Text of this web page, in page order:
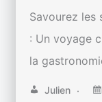
Savourez les
: Un voyage
la
Julien